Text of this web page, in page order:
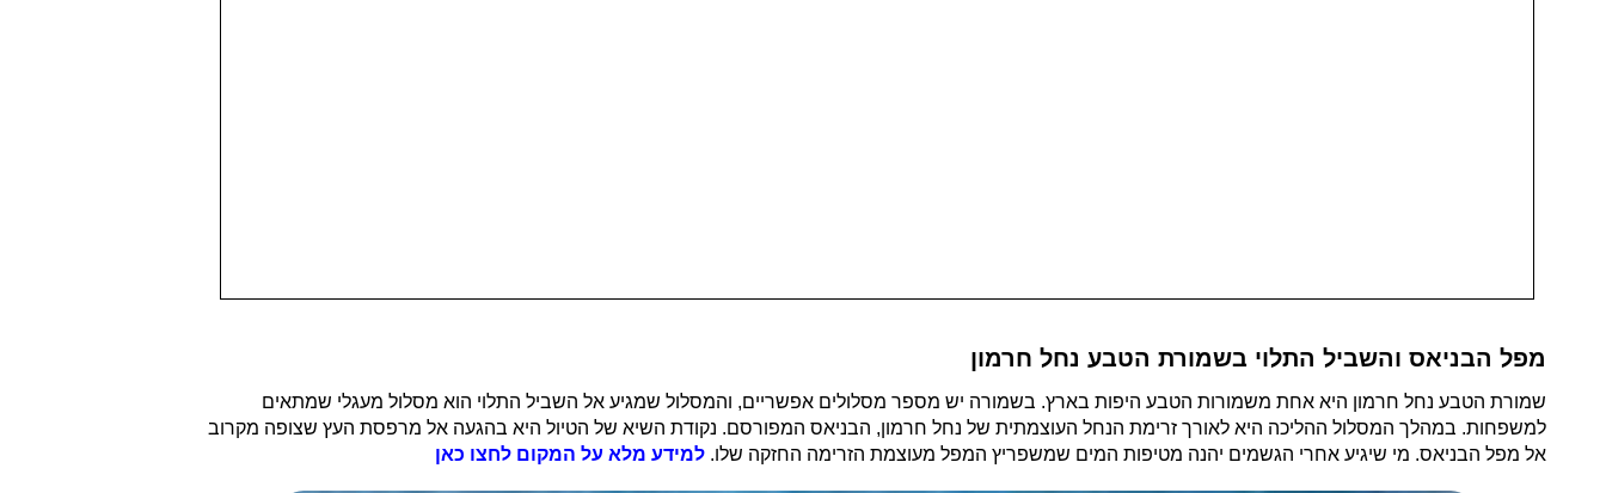
מפל הבניאס והשביל התלוי בשמורת הטבע נחל חרמון
שמורת הטבע נחל חרמון היא אחת משמורות הטבע היפות בארץ. בשמורה יש מספר מסלולים אפשריים, והמסלול שמגיע אל השביל התלוי הוא מסלול מעגלי שמתאים
למשפחות. במהלך המסלול ההליכה היא לאורך זרימת הנחל העוצמתית של נחל חרמון, הבניאס המפורסם. נקודת השיא של הטיול היא בהגעה אל מרפסת העץ שצופה מקרוב
אל מפל הבניאס. מי שיגיע אחרי הגשמים יהנה מטיפות המים שמשפריץ המפל מעוצמת הזרימה החזקה שלו. למידע מלא על המקום לחצו כאן